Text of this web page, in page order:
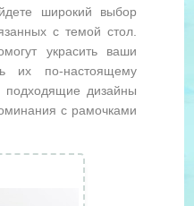
широкий выбор
с темой стол.
украсить ваши
их по-настоящему
дизайны
с рамочками